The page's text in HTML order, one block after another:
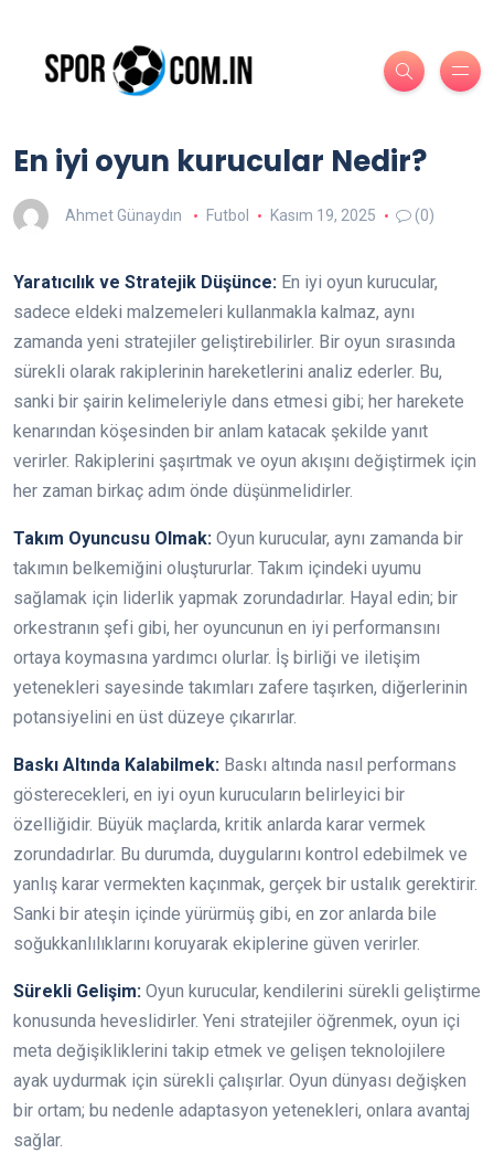
En iyi oyun kurucular Nedir?
Ahmet Günaydın Futbol Kasım 19, 2025 (0)
Yaratıcılık ve Stratejik Düşünce: En iyi oyun kurucular,
sadece eldeki malzemeleri kullanmakla kalmaz, aynı
zamanda yeni stratejiler geliştirebilirler. Bir oyun sırasında
sürekli olarak rakiplerinin hareketlerini analiz ederler. Bu,
sanki bir şairin kelimeleriyle dans etmesi gibi; her harekete
kenarından köşesinden bir anlam katacak şekilde yanıt
verirler. Rakiplerini şaşırtmak ve oyun akışını değiştirmek için
her zaman birkaç adım önde düşünmelidirler.
Takım Oyuncusu Olmak: Oyun kurucular, aynı zamanda bir
takımın belkemiğini oluştururlar. Takım içindeki uyumu
sağlamak için liderlik yapmak zorundadırlar. Hayal edin; bir
orkestranın şefi gibi, her oyuncunun en iyi performansını
ortaya koymasına yardımcı olurlar. İş birliği ve iletişim
yetenekleri sayesinde takımları zafere taşırken, diğerlerinin
potansiyelini en üst düzeye çıkarırlar.
Baskı Altında Kalabilmek: Baskı altında nasıl performans
gösterecekleri, en iyi oyun kurucuların belirleyici bir
özelliğidir. Büyük maçlarda, kritik anlarda karar vermek
zorundadırlar. Bu durumda, duygularını kontrol edebilmek ve
yanlış karar vermekten kaçınmak, gerçek bir ustalık gerektirir.
Sanki bir ateşin içinde yürürmüş gibi, en zor anlarda bile
soğukkanlılıklarını koruyarak ekiplerine güven verirler.
Sürekli Gelişim: Oyun kurucular, kendilerini sürekli geliştirme
konusunda heveslidirler. Yeni stratejiler öğrenmek, oyun içi
meta değişikliklerini takip etmek ve gelişen teknolojilere
ayak uydurmak için sürekli çalışırlar. Oyun dünyası değişken
bir ortam; bu nedenle adaptasyon yetenekleri, onlara avantaj
sağlar.